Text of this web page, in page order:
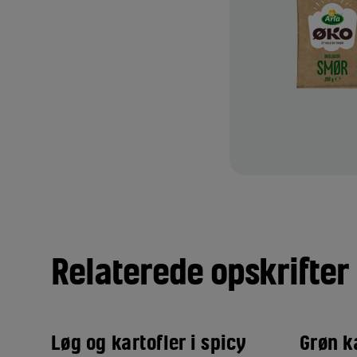
Relaterede opskrifter
Løg og kartofler i spicy
Grøn